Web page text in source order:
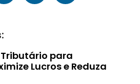
para
Lucros e Reduza